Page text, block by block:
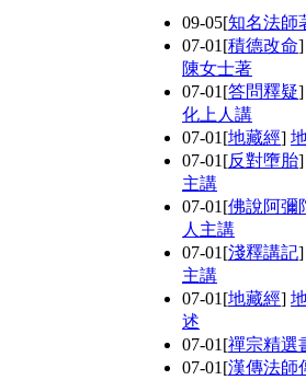
09-05[知名法師
07-01 [積德改命
陳女士著
07-01 [答問釋疑
化上人講
07-01 [地藏經]
07-01 [反對墮胎
主講
07-01 [佛說阿彌
人主講
07-01 [淺釋講記
主講
07-01 [地藏經]
述
07-01 [禪宗精選
07-01 [漢傳法師